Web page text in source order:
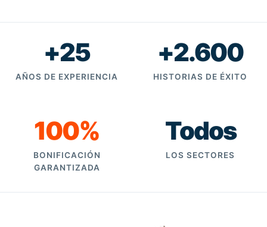
+25
AÑOS DE EXPERIENCIA
+2.600
HISTORIAS DE ÉXITO
100%
BONIFICACIÓN
GARANTIZADA
Todos
LOS SECTORES